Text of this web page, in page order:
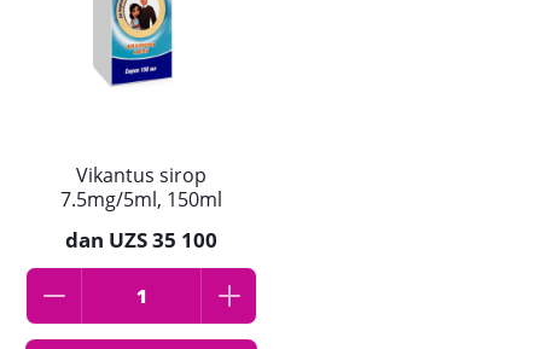
Vikantus sirop
7.5mg/5ml, 150ml
dan UZS 35 100